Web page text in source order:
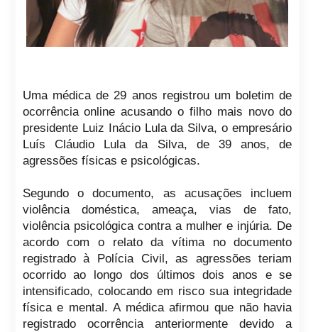
Uma médica de 29 anos registrou um boletim de
ocorrência online acusando o filho mais novo do
presidente Luiz Inácio Lula da Silva, o empresário
Luís Cláudio Lula da Silva, de 39 anos, de
agressões físicas e psicológicas.
Segundo o documento, as acusações incluem
violência doméstica, ameaça, vias de fato,
violência psicológica contra a mulher e injúria. De
acordo com o relato da vítima no documento
registrado à
Polícia Civil , as agressões teriam
ocorrido ao longo dos últimos dois anos e se
intensificado, colocando em risco sua integridade
física e mental. A médica afirmou que não havia
registrado ocorrência anteriormente devido a